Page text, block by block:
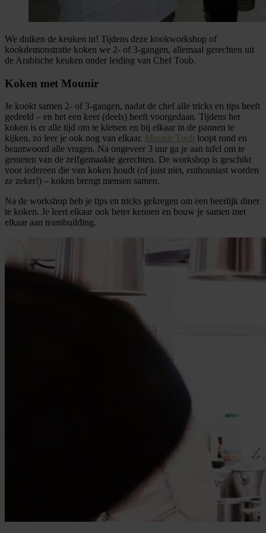
We duiken de keuken in! Tijdens deze kookworkshop of
kookdemonstratie koken we 2- of 3-gangen, allemaal gerechten uit
de Arabische keuken onder leiding van Chef Toub.
Koken met Mounir
Je kookt samen 2- of 3-gangen, nadat de chef alle tricks en tips heeft
gedeeld – en het een keer (deels) heeft voorgedaan. Tijdens het
koken is er alle tijd om te kletsen en bij elkaar in de pannen te
kijken, zo leer je ook nog van elkaar. Mounir Toub loopt rond en
beantwoord alle vragen. Na ongeveer 3 uur ga je aan tafel om te
genieten van de zelfgemaakte gerechten. De workshop is geschikt
voor iedereen die van koken houdt (of juist niet, enthousiast worden
ze zeker!) – koken brengt mensen samen.
Na de workshop heb je tips en tricks gekregen om een heerlijk diner
te koken. Je leert elkaar ook beter kennen en bouw je samen met
elkaar aan teambuilding.